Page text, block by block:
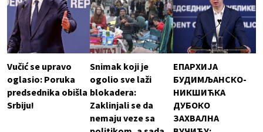
Vučić se upravo
oglasio: Poruka
predsednika obišla
Srbiju!
Snimak koji je
ogolio sve laži
blokadera:
Zaklinjali se da
nemaju veze sa
ЕПАРХИЈА
БУДИМЉАНСКО-
НИКШИЋКА
ДУБОКО
ЗАХВАЛНА